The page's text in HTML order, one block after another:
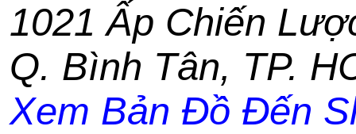
1021 Ấp Chiến
Q. Bình Tân, TP.
Xem Bản Đồ Đến